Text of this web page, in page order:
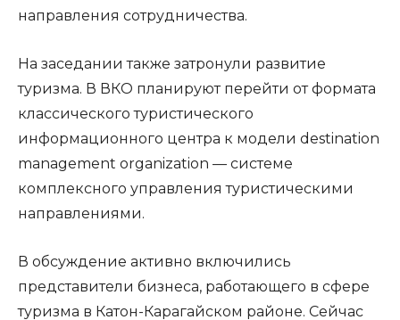
направления сотрудничества.
На заседании также затронули развитие
туризма. В ВКО планируют перейти от формата
классического туристического
информационного центра к модели destination
management organization — системе
комплексного управления туристическими
направлениями.
В обсуждение активно включились
представители бизнеса, работающего в сфере
туризма в Катон-Карагайском районе. Сейчас